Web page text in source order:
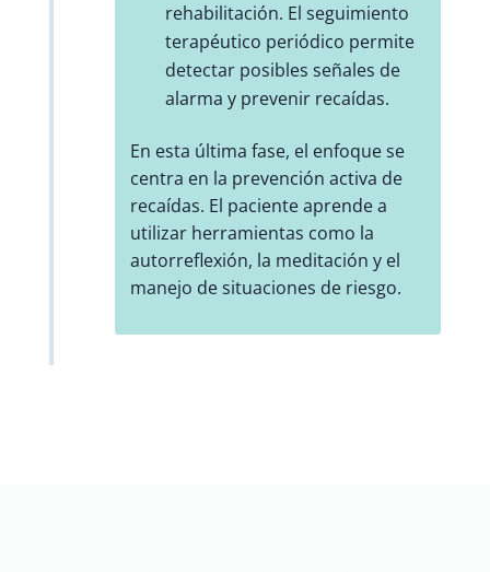
rehabilitación. El seguimiento
terapéutico periódico permite
detectar posibles señales de
alarma y prevenir recaídas.
En esta última fase, el enfoque se
centra en la prevención activa de
recaídas. El paciente aprende a
utilizar herramientas como la
autorreflexión, la meditación y el
manejo de situaciones de riesgo.